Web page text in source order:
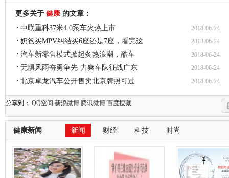
更多关于 健康 的文章：
中联重科37米4.0泵车火热上市
2018-06-24
奶爸买MPV纠结买6座还是7座，看完这 2018-06-24
汽车新零售模式掀起炙热浪潮，酷车 2018-06-24
无惧风雨奋勇争先-力爽车队征战广东 2018-06-24
北京卓龙汽车公开售卖北京牌照可过 2018-06-24
分享到： QQ空间 新浪微博 腾讯微博 百度搜藏
健康新闻 新闻 财经 科技 时尚